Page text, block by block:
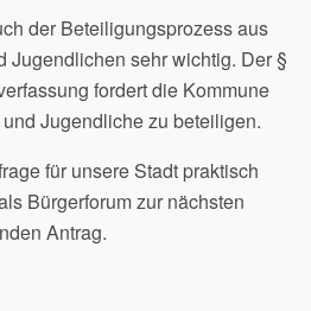
der Beteiligungsprozess aus
Jugendlichen sehr wichtig. Der §
fordert die Kommune
Jugendliche zu beteiligen.
für unsere Stadt praktisch
Bürgerforum zur nächsten
Antrag.